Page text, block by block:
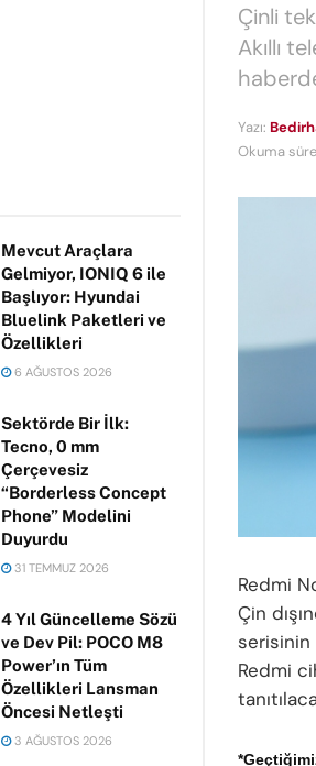
Mevcut Araçlara
Gelmiyor, IONIQ 6 ile
Başlıyor: Hyundai
Bluelink Paketleri ve
Özellikleri
6 AĞUSTOS 2026
Sektörde Bir İlk:
Tecno, 0 mm
Çerçevesiz
“Borderless Concept
Phone” Modelini
Duyurdu
31 TEMMUZ 2026
4 Yıl Güncelleme Sözü
ve Dev Pil: POCO M8
Power’ın Tüm
Özellikleri Lansman
Öncesi Netleşti
3 AĞUSTOS 2026
Çinli
Akıllı
Yazı:
Okuma
Redmi
Çin
serisinin
Redmi